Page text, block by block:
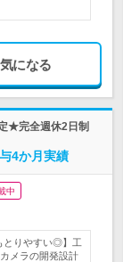
気になる
★完全週休2日制
4か月実績
中
とりやすい◎】工
メラの開発設計